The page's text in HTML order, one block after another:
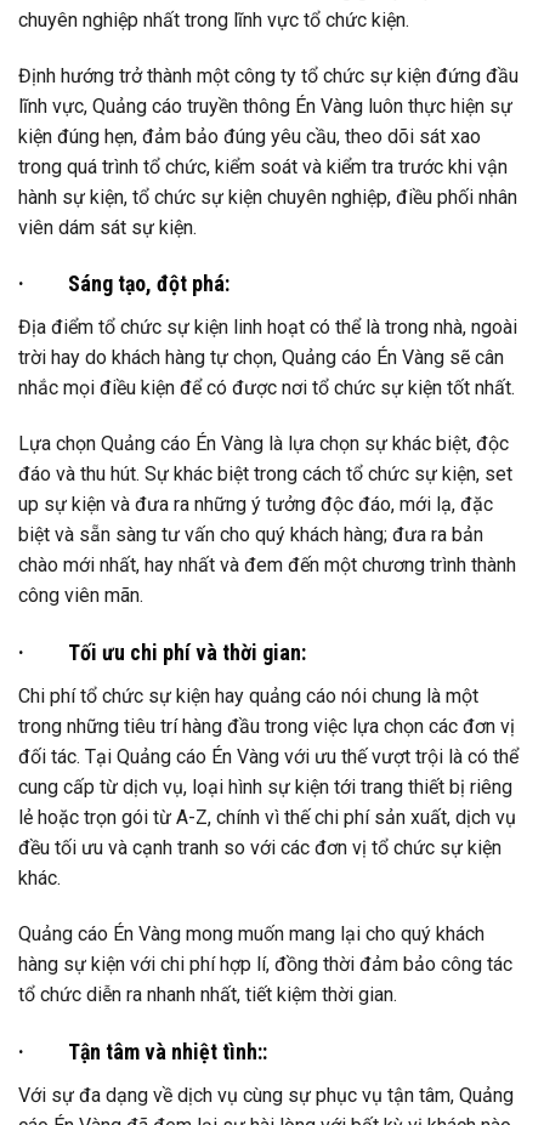
chuyên nghiệp nhất trong lĩnh vực tổ chức kiện.
Định hướng trở thành một công ty tổ chức sự kiện đứng đầu
lĩnh vực, Quảng cáo truyền thông Én Vàng luôn thực hiện sự
kiện đúng hẹn, đảm bảo đúng yêu cầu, theo dõi sát xao
trong quá trình tổ chức, kiểm soát và kiểm tra trước khi vận
hành sự kiện, tổ chức sự kiện chuyên nghiệp, điều phối nhân
viên dám sát sự kiện.
· Sáng tạo, đột phá:
Địa điểm tổ chức sự kiện linh hoạt có thể là trong nhà, ngoài
trời hay do khách hàng tự chọn, Quảng cáo Én Vàng sẽ cân
nhắc mọi điều kiện để có được nơi tổ chức sự kiện tốt nhất.
Lựa chọn Quảng cáo Én Vàng là lựa chọn sự khác biệt, độc
đáo và thu hút. Sự khác biệt trong cách tổ chức sự kiện, set
up sự kiện và đưa ra những ý tưởng độc đáo, mới lạ, đặc
biệt và sẵn sàng tư vấn cho quý khách hàng; đưa ra bản
chào mới nhất, hay nhất và đem đến một chương trình thành
công viên mãn.
· Tối ưu chi phí và thời gian:
Chi phí tổ chức sự kiện hay quảng cáo nói chung là một
trong những tiêu trí hàng đầu trong việc lựa chọn các đơn vị
đối tác. Tại Quảng cáo Én Vàng với ưu thế vượt trội là có thể
cung cấp từ dịch vụ, loại hình sự kiện tới trang thiết bị riêng
lẻ hoặc trọn gói từ A-Z, chính vì thế chi phí sản xuất, dịch vụ
đều tối ưu và cạnh tranh so với các đơn vị tổ chức sự kiện
khác.
Quảng cáo Én Vàng mong muốn mang lại cho quý khách
hàng sự kiện với chi phí hợp lí, đồng thời đảm bảo công tác
tổ chức diễn ra nhanh nhất, tiết kiệm thời gian.
· Tận tâm và nhiệt tình::
Với sự đa dạng về dịch vụ cùng sự phục vụ tận tâm, Quảng